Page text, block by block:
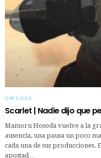
CRÍTICAS
Scarlet | Nadie dijo que
Mamoru Hosoda vuelve a la
ausencia, una pausa un poco
cada una de sus producciones.
apostad…